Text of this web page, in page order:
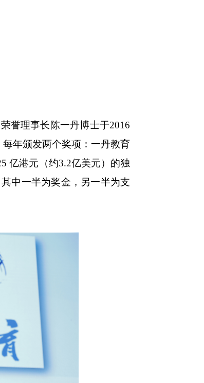
誉理事长陈一丹博士于2016
年颁发两个奖项：一丹教育
亿港元（约3.2亿美元）的独
中一半为奖金，另一半为支